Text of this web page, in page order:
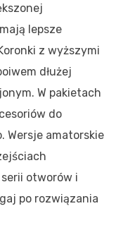
lepsze
z wyższymi
dłużej
W pakietach
do
Wersje amatorskie
otworów i
po rozwiązania